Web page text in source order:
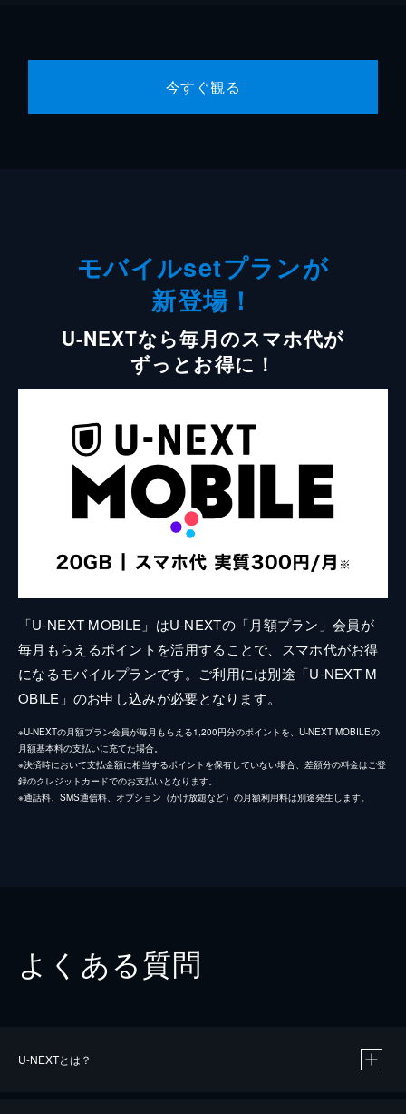
今すぐ観る
モバイルsetプランが
新登場！
U-NEXTなら毎月のスマホ代が
ずっとお得に！
「U-NEXT MOBILE」はU-NEXTの「月額プラン」会員が
毎月もらえるポイントを活用することで、スマホ代がお得
になるモバイルプランです。ご利用には別途「U-NEXT M
OBILE」のお申し込みが必要となります。
※U-NEXTの月額プラン会員が毎月もらえる1,200円分のポイントを、U-NEXT MOBILEの
月額基本料の支払いに充てた場合。
※決済時において支払金額に相当するポイントを保有していない場合、差額分の料金はご登
録のクレジットカードでのお支払いとなります。
※通話料、SMS通信料、オプション（かけ放題など）の月額利用料は別途発生します。
よくある質問
U-NEXTとは？